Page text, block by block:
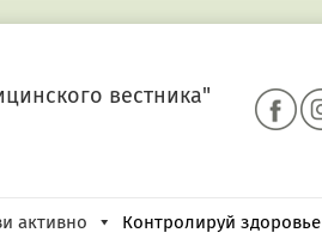
вестника"
активно Контролируй здоровье